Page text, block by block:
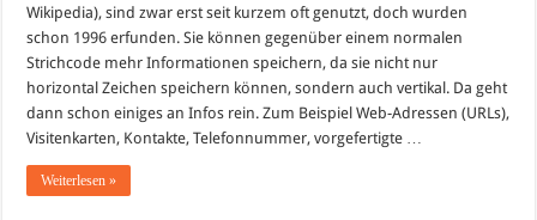
Wikipedia), sind zwar erst seit kurzem oft genutzt, doch wurden
schon 1996 erfunden. Sie können gegenüber einem normalen
Strichcode mehr Informationen speichern, da sie nicht nur
horizontal Zeichen speichern können, sondern auch vertikal. Da geht
dann schon einiges an Infos rein. Zum Beispiel Web-Adressen (URLs),
Visitenkarten, Kontakte, Telefonnummer, vorgefertigte …
Weiterlesen »